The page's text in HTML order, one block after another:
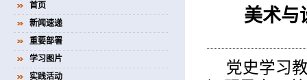
首页
新闻速递
重要部署
学习图片
实践活动
美术与
党史学习